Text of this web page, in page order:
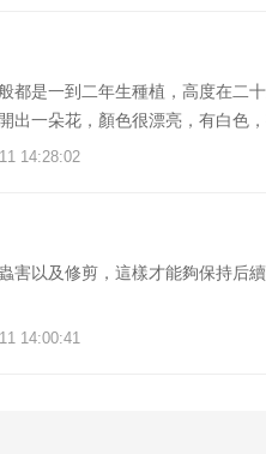
都是一到二年生種植，高度在二
出一朵花，顏色很漂亮，有白色
14:28:02
害以及修剪，這樣才能夠保持后
14:00:41